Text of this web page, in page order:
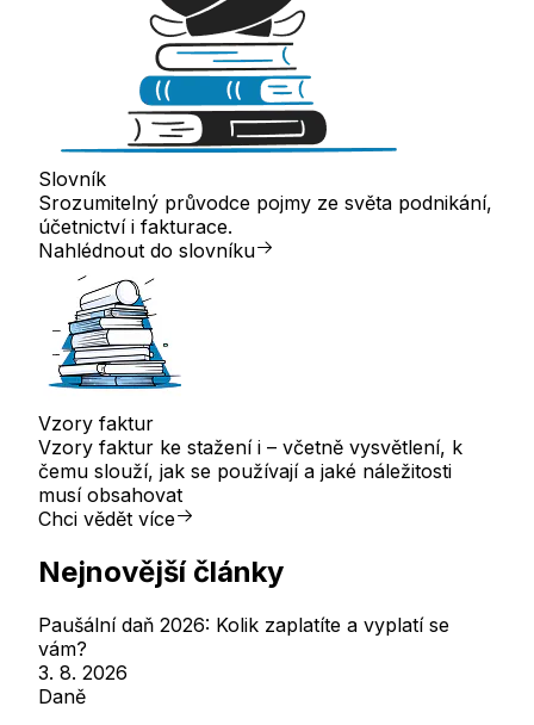
Slovník
Srozumitelný průvodce pojmy ze světa podnikání,
účetnictví i fakturace.
Nahlédnout do slovníku
Vzory faktur
Vzory faktur ke stažení i – včetně vysvětlení, k
čemu slouží, jak se používají a jaké náležitosti
musí obsahovat
Chci vědět více
Nejnovější články
Paušální daň 2026: Kolik zaplatíte a vyplatí se
vám?
3. 8. 2026
Daně